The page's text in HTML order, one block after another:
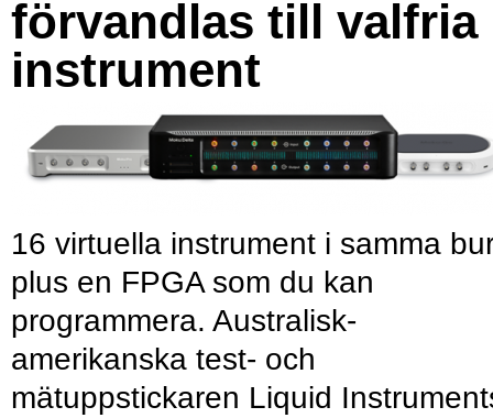
förvandlas till valfria
instrument
16 virtuella instrument i samma
plus en FPGA som du kan
programmera. Australisk-
amerikanska test- och
mätuppstickaren Liquid